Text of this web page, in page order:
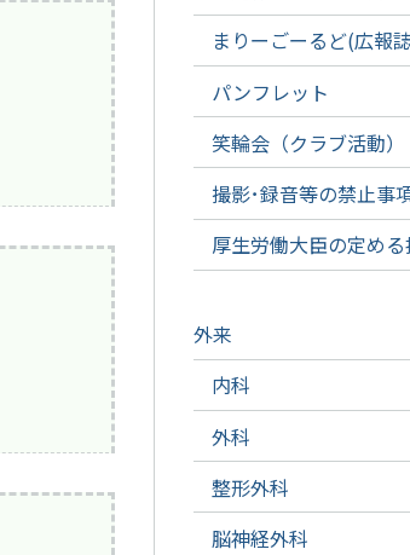
まりーごーるど(広報
パンフレット
笑輪会（クラブ活動）
撮影･録音等の禁止事
厚生労働大臣の定め
外来
内科
外科
整形外科
脳神経外科